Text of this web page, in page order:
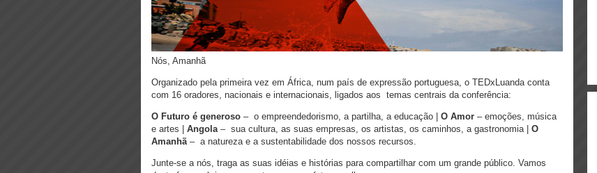
Nós, Amanhã
Organizado pela primeira vez em África, num país de expressão portuguesa, o TEDxLuanda conta
com 16 oradores, nacionais e internacionais, ligados aos temas centrais da conferência:
O Futuro é generoso – o empreendedorismo, a partilha, a educação | O Amor – emoções, música
e artes | Angola– sua cultura, as suas empresas, os artistas, os caminhos, a gastronomia | O
Amanhã– a natureza e a sustentabilidade dos nossos recursos.
Junte-se a nós, traga as suas idéias e histórias para compartilhar com um grande público. Vamos